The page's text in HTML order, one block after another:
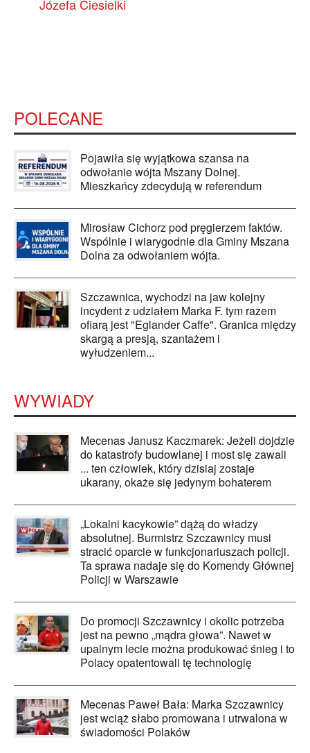
Józefa Ciesielki
POLECANE
Pojawiła się wyjątkowa szansa na
odwołanie wójta Mszany Dolnej.
Mieszkańcy zdecydują w referendum
Mirosław Cichorz pod pręgierzem faktów.
Wspólnie i wiarygodnie dla Gminy Mszana
Dolna za odwołaniem wójta.
Szczawnica, wychodzi na jaw kolejny
incydent z udziałem Marka F. tym razem
ofiarą jest "Eglander Caffe". Granica między
skargą a presją, szantażem i
wyłudzeniem...
WYWIADY
Mecenas Janusz Kaczmarek: Jeżeli dojdzie
do katastrofy budowlanej i most się zawali
... ten człowiek, który dzisiaj zostaje
ukarany, okaże się jedynym bohaterem
„Lokalni kacykowie” dążą do władzy
absolutnej. Burmistrz Szczawnicy musi
stracić oparcie w funkcjonariuszach policji.
Ta sprawa nadaje się do Komendy Głównej
Policji w Warszawie
Do promocji Szczawnicy i okolic potrzeba
jest na pewno „mądra głowa”. Nawet w
upalnym lecie można produkować śnieg i to
Polacy opatentowali tę technologię
Mecenas Paweł Bała: Marka Szczawnicy
jest wciąż słabo promowana i utrwalona w
świadomości Polaków